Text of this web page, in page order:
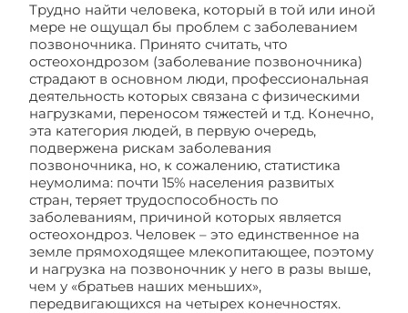
Трудно найти человека, который в той или иной
мере не ощущал бы проблем с заболеванием
позвоночника. Принято считать, что
остеохондрозом (заболевание позвоночника)
страдают в основном люди, профессиональная
деятельность которых связана с физическими
нагрузками, переносом тяжестей и т.д. Конечно,
эта категория людей, в первую очередь,
подвержена рискам заболевания
позвоночника, но, к сожалению, статистика
неумолима: почти 15% населения развитых
стран, теряет трудоспособность по
заболеваниям, причиной которых является
остеохондроз. Человек – это единственное на
земле прямоходящее млекопитающее, поэтому
и нагрузка на позвоночник у него в разы выше,
чем у «братьев наших меньших»,
передвигающихся на четырех конечностях.